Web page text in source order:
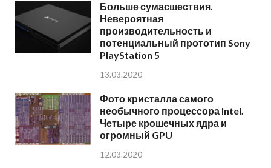
Больше сумасшествия.
Невероятная
производительность и
потенциальный прототип Sony
PlayStation 5
13.03.2020
Фото кристалла самого
необычного процессора Intel.
Четыре крошечных ядра и
огромный GPU
12.03.2020